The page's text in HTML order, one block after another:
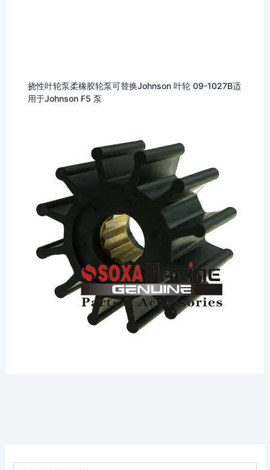
挠性叶轮泵柔橡胶轮泵可替换Johnson 叶轮 09-1027B适
用于Johnson F5 泵